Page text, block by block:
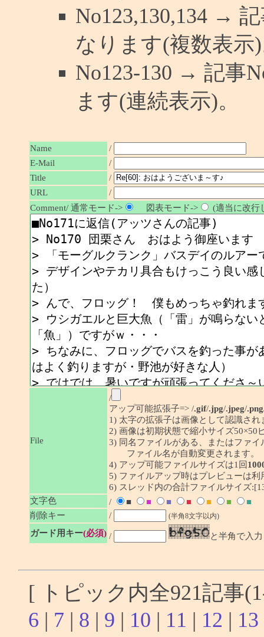
No123,130,134 →
なります(複数表示
No123-130 → 記事
ます(連続表示)。
Name
/
E-Mail
/
Title
/
URL
/
Comment/ 通常モード->
図表モード-> (適当に改行
File
/
アップ可能拡張子=> /.gif/.jpg/.jpeg/.png
1) 太字の拡張子は画像として認識され
2) 画像は初期状態で縮小サイズ50×50
3) 同名ファイルがある、またはファ
ファイル名が自動変更されます。
4) アップ可能ファイルサイズは1回
5) ファイルアップ時はプレビューは利
6) スレッド内の合計ファイルサイズ
文字色
/ ■ ■ ■ ■ ■ ■
■
削除キー
/ (半角8文字以内)
ガード用キー(必須) / と半角で入力
[ トピック内全921記
6 | 7 | 8 | 9 | 10 | 11 | 12 | 13